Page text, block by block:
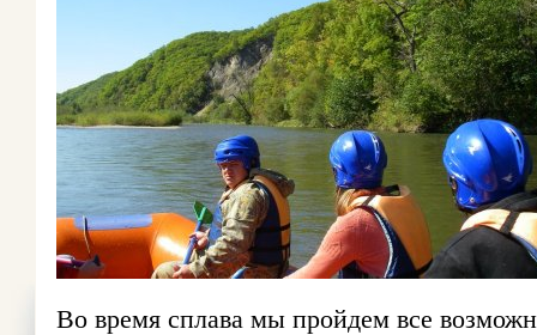
Во время сплава мы пройдем все